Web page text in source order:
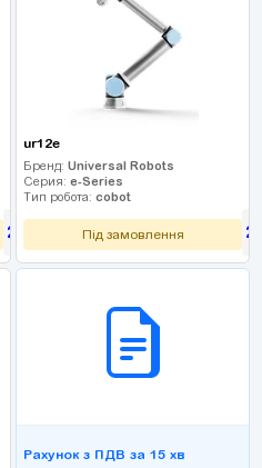
2 250 000грн
ur12e
Бренд: Universal Robots
Серия: e-Series
Тип робота: cobot
Під замовлення 2
Рахунок з ПДВ за 15 хв